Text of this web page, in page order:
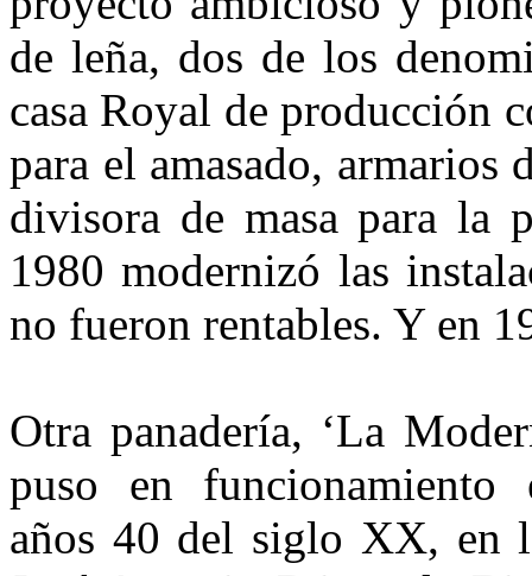
de leña, dos de los
casa Royal de producción
para el amasado, armarios
divisora de masa para la
1980 moder­nizó las
no fueron rentables. Y en
Otra panadería, ‘La
puso en funcionamiento
años 40 del siglo XX, en